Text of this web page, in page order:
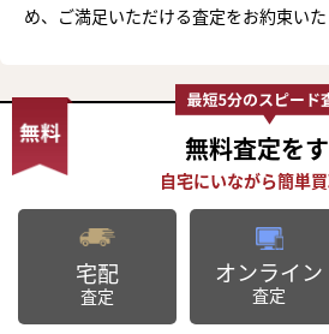
め、ご満足いただける査定をお約束いた
無料査定を
宅配
査定
オンライン
査定